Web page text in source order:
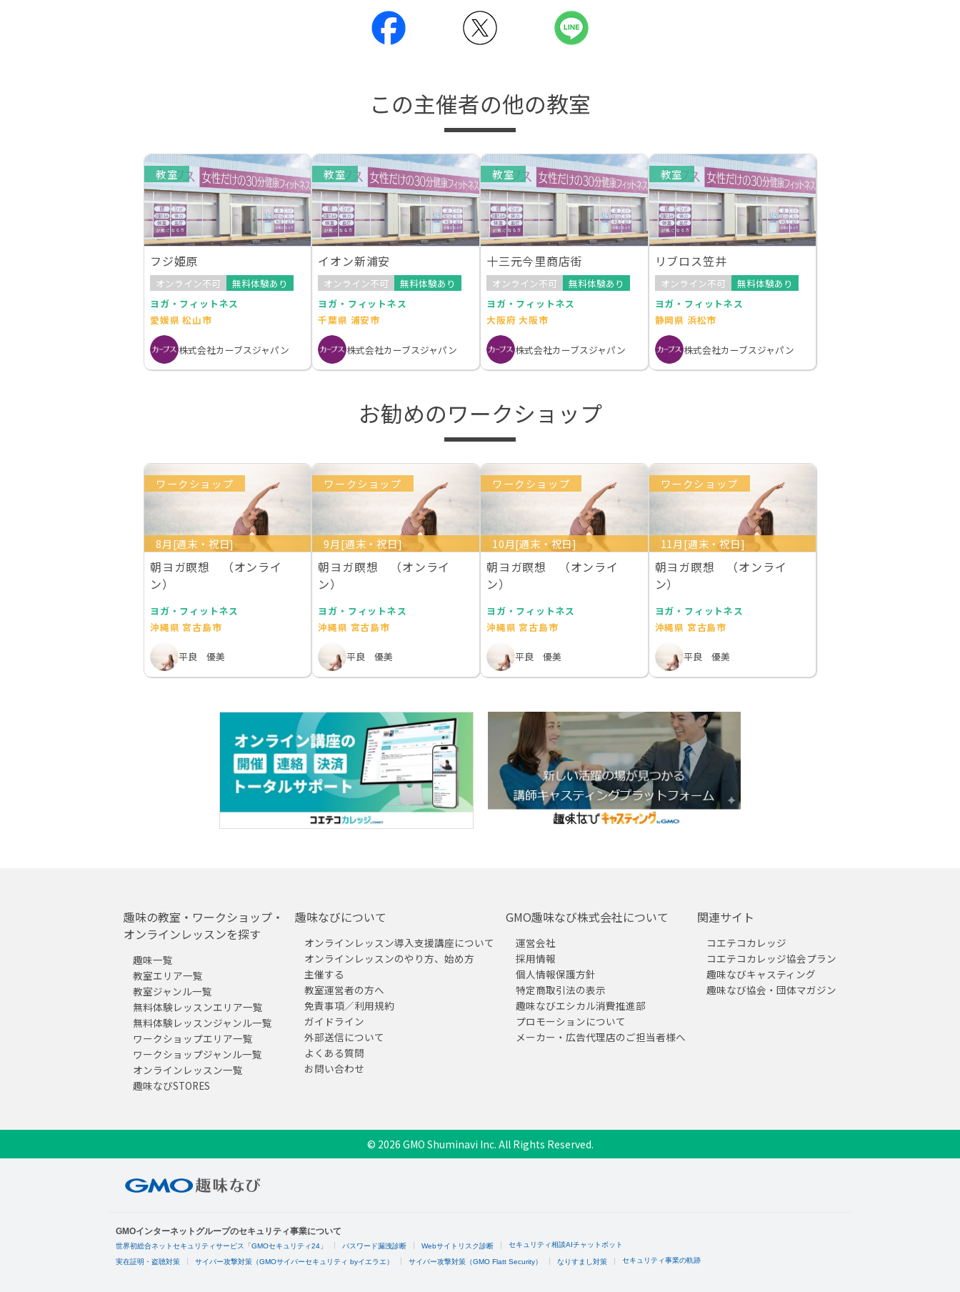
この主催者の他の教室
教室
フジ姫原
オンライン不可
無料体験あり
ヨガ・フィットネス
愛媛県 松山市
株式会社カーブスジャパン
教室
イオン新浦安
オンライン不可
無料体験あり
ヨガ・フィットネス
千葉県 浦安市
株式会社カーブスジャパン
教室
十三元今里商店街
オンライン不可
無料体験あり
ヨガ・フィットネス
大阪府 大阪市
株式会社カーブスジャパン
教室
リブロス笠井
オンライン不可
無料体験あり
ヨガ・フィットネス
静岡県 浜松市
株式会社カーブスジャパン
お勧めのワークショップ
ワークショップ
8月[週末・祝日]
朝ヨガ瞑想 （オンライ
ン）
ヨガ・フィットネス
沖縄県 宮古島市
平良 優美
ワークショップ
9月[週末・祝日]
朝ヨガ瞑想 （オンライ
ン）
ヨガ・フィットネス
沖縄県 宮古島市
平良 優美
ワークショップ
10月[週末・祝日]
朝ヨガ瞑想 （オンライ
ン）
ヨガ・フィットネス
沖縄県 宮古島市
平良 優美
ワークショップ
11月[週末・祝日]
朝ヨガ瞑想 （オンライ
ン）
ヨガ・フィットネス
沖縄県 宮古島市
平良 優美
趣味の教室・ワークショップ・
オンラインレッスンを探す
趣味一覧
教室エリア一覧
教室ジャンル一覧
無料体験レッスンエリア一覧
無料体験レッスンジャンル一覧
ワークショップエリア一覧
ワークショップジャンル一覧
オンラインレッスン一覧
趣味なびSTORES
趣味なびについて
オンラインレッスン導入支援講座について
オンラインレッスンのやり方、始め方
主催する
教室運営者の方へ
免責事項／利用規約
ガイドライン
外部送信について
よくある質問
お問い合わせ
GMO趣味なび株式会社について
運営会社
採用情報
個人情報保護方針
特定商取引法の表示
趣味なびエシカル消費推進部
プロモーションについて
メーカー・広告代理店のご担当者様へ
関連サイト
コエテコカレッジ
コエテコカレッジ協会プラン
趣味なびキャスティング
趣味なび協会・団体マガジン
© 2026 GMO Shuminavi Inc. All Rights Reserved.